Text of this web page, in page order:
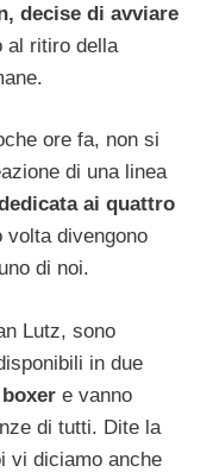
decise di avviare
al ritiro della
ore fa, non si
di una linea
ai quattro
volta divengono
di noi.
Lutz, sono
in due
boxer e vanno
di tutti. Dite la
vi diciamo anche